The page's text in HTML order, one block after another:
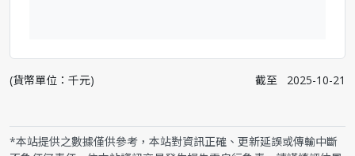
(貨幣單位：千元) 截至 2025-10-21
*本站提供之數據僅供參考，本站對資訊正確、更新延誤或傳輸中斷